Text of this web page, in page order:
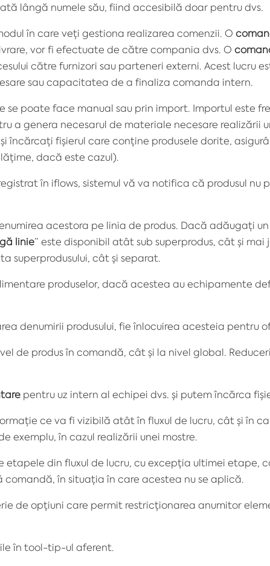
lângă numele său, fiind accesibilă doar pentru dvs.
în care veți gestiona realizarea comenzii. O
vor fi efectuate de către compania dvs. O
către furnizori sau parteneri externi. Acest lucru
sau capacitatea de a finaliza comanda intern.
se poate face manual sau prin import. Importul este
a genera necesarul de materiale necesare realizării
încărcați fișierul care conține produsele dorite,
dacă este cazul).
în iflows, sistemul vă va notifica că produsul nu
acestora pe linia de produs. Dacă adăugați un
linie” este disponibil atât sub superprodus, cât și mai
superprodusului, cât și separat.
produselor, dacă acestea au echipamente
denumirii produsului, fie înlocuirea acesteia pentru
de produs în comandă, cât și la nivel global.
pentru uz intern al echipei dvs. și putem încărca
ce va fi vizibilă atât în fluxul de lucru, cât și în
exemplu, în cazul realizării unei mostre.
din fluxul de lucru, cu excepția ultimei etape,
comandă, în situația în care acestea nu se aplică.
de opțiuni care permit restricționarea anumitor
în tool-tip-ul aferent.